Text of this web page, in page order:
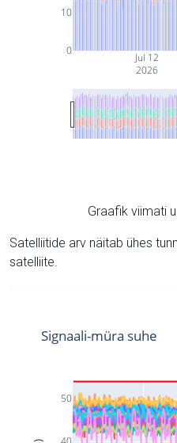
Jul 12
2026
0
10
Graafik viimati
Satelliitide arv näitab ühes
satelliite.
50
Signaali-müra suhe